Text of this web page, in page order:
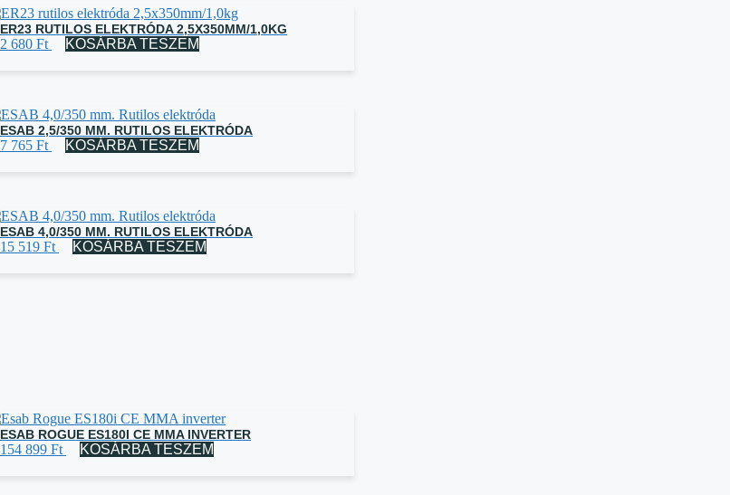
ER23 RUTILOS ELEKTRÓDA 2,5X350MM/1,0KG
2 680 Ft KOSÁRBA TESZEM
ESAB 2,5/350 MM. RUTILOS ELEKTRÓDA
7 765 Ft KOSÁRBA TESZEM
ESAB 4,0/350 MM. RUTILOS ELEKTRÓDA
15 519 Ft KOSÁRBA TESZEM
ESAB ROGUE ES180I CE MMA INVERTER
154 899 Ft KOSÁRBA TESZEM